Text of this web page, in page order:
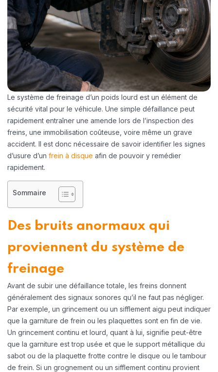
Le système de freinage d’un poids lourd est un élément de
sécurité vital pour le véhicule. Une simple défaillance peut
rapidement entraîner une amende lors de l’inspection des
freins, une immobilisation coûteuse, voire même un grave
accident. Il est donc nécessaire de savoir identifier les signes
d’usure d’un frein à disque afin de pouvoir y remédier
rapidement.
Sommaire
Des bruits anormaux qui
proviennent du système de
freinage
Avant de subir une défaillance totale, les freins donnent
généralement des signaux sonores qu’il ne faut pas négliger.
Par exemple, un grincement ou un sifflement aigu peut indiquer
que la garniture de frein ou les plaquettes sont en fin de vie.
Un grincement continu et lourd, quant à lui, signifie peut-être
que la garniture est trop usée et que le support métallique du
sabot ou de la plaquette frotte contre le disque ou le tambour
de frein. Si un grognement ou un sifflement continu provient